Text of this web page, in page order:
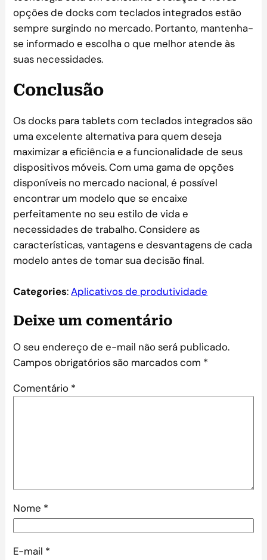
opções de docks com teclados integrados estão
sempre surgindo no mercado. Portanto, mantenha-
se informado e escolha o que melhor atende às
suas necessidades.
Conclusão
Os docks para tablets com teclados integrados são
uma excelente alternativa para quem deseja
maximizar a eficiência e a funcionalidade de seus
dispositivos móveis. Com uma gama de opções
disponíveis no mercado nacional, é possível
encontrar um modelo que se encaixe
perfeitamente no seu estilo de vida e
necessidades de trabalho. Considere as
características, vantagens e desvantagens de cada
modelo antes de tomar sua decisão final.
Categories:Aplicativos de produtividade
Deixe um comentário
O seu endereço de e-mail não será publicado.
Campos obrigatórios são marcados com *
Comentário *
Nome *
E-mail *